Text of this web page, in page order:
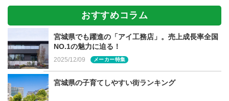
【実例】半屋外空間で「おうち時
間」が充実
半屋外空間をご提案して、大変喜ばれた実例をご紹介しま
す。
リビングとダイニングキッチンをL字型に配置し、その真
おすすめコラム
宮城県でも躍進の「アイ工務店」。売上成長率全国
NO.1の魅力に迫る！
2025/12/09 メーカー特集
宮城県の子育てしやすい街ランキング